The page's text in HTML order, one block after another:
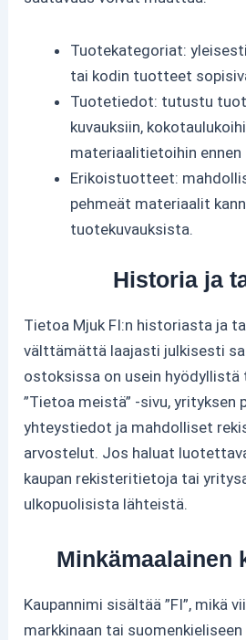
Tuotekategoriat:
tai kodin tuotteet
Tuotetiedot: tutustu
kuvauksiin,
materiaalitietoihin
Erikoistuotteet:
pehmeät materiaalit
tuotekuvauksista.
Historia ja
Tietoa Mjuk FI:n historiasta ja
välttämättä laajasti julkisesti
ostoksissa on usein hyödyllistä
”Tietoa meistä” -sivu, yrityksen
yhteystiedot ja mahdolliset
arvostelut. Jos haluat
kaupan rekisteritietoja tai
ulkopuolisista lähteistä.
Minkämaalainen
Kaupannimi sisältää ”FI”, mikä
markkinaan tai suomenkieliseen